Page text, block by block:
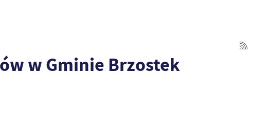
w Gminie Brzostek